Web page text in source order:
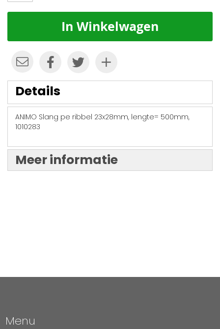
In Winkelwagen
Details
ANIMO Slang pe ribbel 23x28mm, lengte= 500mm,
1010283
Meer informatie
Menu